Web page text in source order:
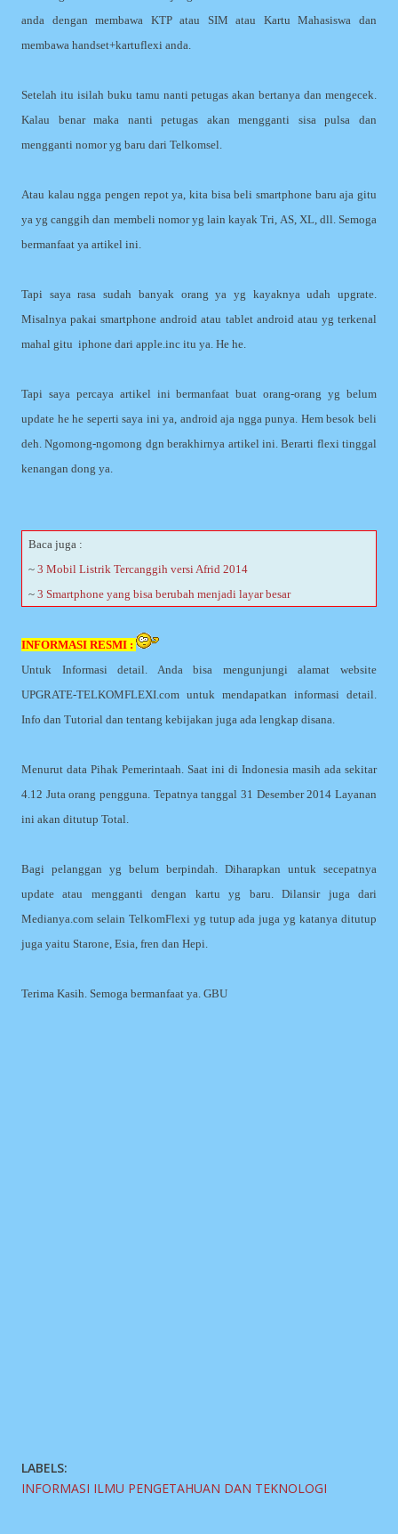
anda dengan membawa KTP atau SIM atau Kartu Mahasiswa dan
membawa handset+kartuflexi anda.
Setelah itu isilah buku tamu nanti petugas akan bertanya dan mengecek.
Kalau benar maka nanti petugas akan mengganti sisa pulsa dan
mengganti nomor yg baru dari Telkomsel.
Atau kalau ngga pengen repot ya, kita bisa beli smartphone baru aja gitu
ya yg canggih dan membeli nomor yg lain kayak Tri, AS, XL, dll. Semoga
bermanfaat ya artikel ini.
Tapi saya rasa sudah banyak orang ya yg kayaknya udah upgrate.
Misalnya pakai smartphone android atau tablet android atau yg terkenal
mahal gitu iphone dari apple.inc itu ya. He he.
Tapi saya percaya artikel ini bermanfaat buat orang-orang yg belum
update he he seperti saya ini ya, android aja ngga punya. Hem besok beli
deh. Ngomong-ngomong dgn berakhirnya artikel ini. Berarti flexi tinggal
kenangan dong ya.
Baca juga :
~3 Mobil Listrik Tercanggih versi Afrid 2014
~3 Smartphone yang bisa berubah menjadi layar besar
INFORMASI RESMI :
Untuk Informasi detail. Anda bisa mengunjungi alamat website
UPGRATE-TELKOMFLEXI.com untuk mendapatkan informasi detail.
Info dan Tutorial dan tentang kebijakan juga ada lengkap disana.
Menurut data Pihak Pemerintaah. Saat ini di Indonesia masih ada sekitar
4.12 Juta orang pengguna. Tepatnya tanggal 31 Desember 2014 Layanan
ini akan ditutup Total.
Bagi pelanggan yg belum berpindah. Diharapkan untuk secepatnya
update atau mengganti dengan kartu yg baru. Dilansir juga dari
Medianya.com selain TelkomFlexi yg tutup ada juga yg katanya ditutup
juga yaitu Starone, Esia, fren dan Hepi.
Terima Kasih. Semoga bermanfaat ya. GBU
LABELS:
INFORMASI ILMU PENGETAHUAN DAN TEKNOLOGI